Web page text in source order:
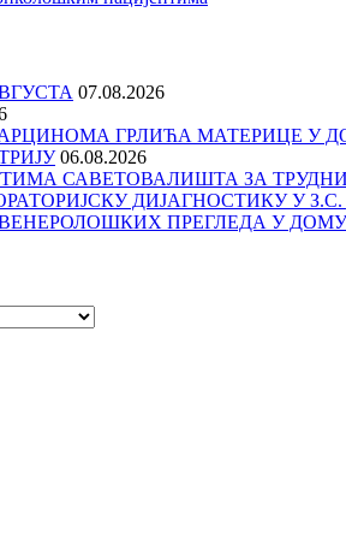
07.08.2026
ГРЛИЋА МАТЕРИЦЕ У
06.08.2026
САВЕТОВАЛИШТА ЗА
ДИЈАГНОСТИКУ У
ПРЕГЛЕДА У